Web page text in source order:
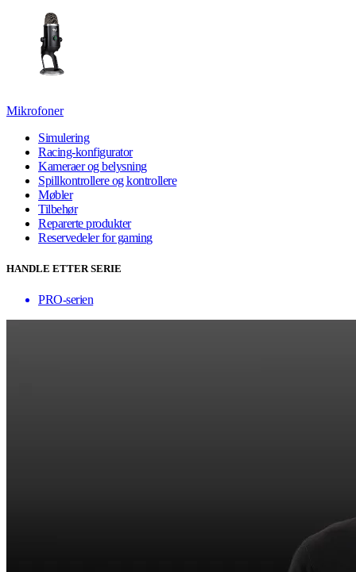
Mikrofoner
Simulering
Racing-konfigurator
Kameraer og belysning
Spillkontrollere og kontrollere
Møbler
Tilbehør
Reparerte produkter
Reservedeler for gaming
HANDLE ETTER SERIE
PRO-serien